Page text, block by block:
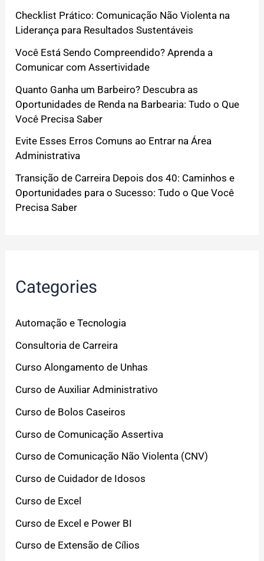
Checklist Prático: Comunicação Não Violenta na
Liderança para Resultados Sustentáveis
Você Está Sendo Compreendido? Aprenda a
Comunicar com Assertividade
Quanto Ganha um Barbeiro? Descubra as
Oportunidades de Renda na Barbearia: Tudo o Que
Você Precisa Saber
Evite Esses Erros Comuns ao Entrar na Área
Administrativa
Transição de Carreira Depois dos 40: Caminhos e
Oportunidades para o Sucesso: Tudo o Que Você
Precisa Saber
Categories
Automação e Tecnologia
Consultoria de Carreira
Curso Alongamento de Unhas
Curso de Auxiliar Administrativo
Curso de Bolos Caseiros
Curso de Comunicação Assertiva
Curso de Comunicação Não Violenta (CNV)
Curso de Cuidador de Idosos
Curso de Excel
Curso de Excel e Power BI
Curso de Extensão de Cílios